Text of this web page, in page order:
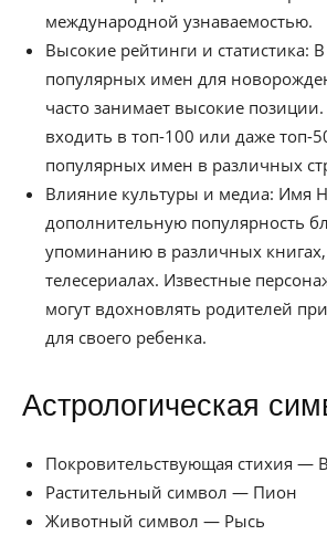
международной узнаваемостью.
Высокие рейтинги и статистика:
популярных имен для
часто занимает высокие
входить в топ-100 или даже топ-
популярных имен в различных
Влияние культуры и медиа: Имя
дополнительную популярность
упоминанию в различных
телесериалах. Известные
могут вдохновлять родителей
для своего ребенка.
Астрологическая
Покровительствующая стихия —
Растительный символ — Пион
Животный символ — Рысь